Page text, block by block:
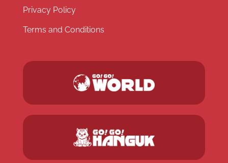
Privacy Policy
Terms and Conditions